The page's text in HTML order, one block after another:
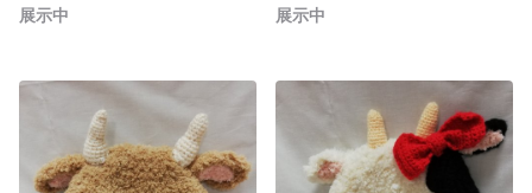
展示中
展示中